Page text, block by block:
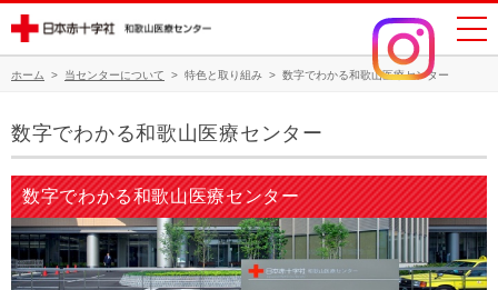
ホーム > 当センターについて > 特色と取り組み > 数字でわかる和歌山医療センター
数字でわかる和歌山医療センター
数字でわかる和歌山医療センター